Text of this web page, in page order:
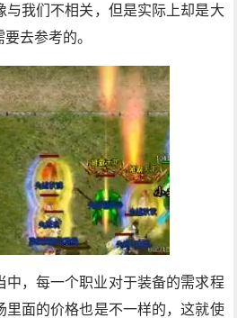
与我们不相关，但是实际上却是大
去参考的。
中，每一个职业对于装备的需求程
里面的价格也是不一样的，这就使